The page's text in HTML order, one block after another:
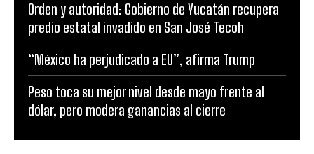
Orden y autoridad: Gobierno de Yucatán recupera
predio estatal invadido en San José Tecoh
“México ha perjudicado a EU”, afirma Trump
Peso toca su mejor nivel desde mayo frente al
dólar, pero modera ganancias al cierre